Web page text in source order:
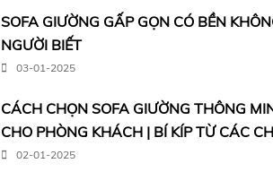
SOFA GIƯỜNG GẤP GỌN CÓ BỀN
NGƯỜI BIẾT
03-01-2025
CÁCH CHỌN SOFA GIƯỜNG THÔNG
CHO PHÒNG KHÁCH | BÍ KÍP TỪ CÁC
02-01-2025